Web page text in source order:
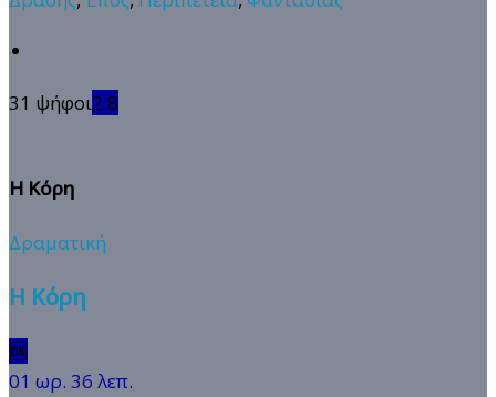
31 ψήφοι2.8
Η Κόρη
Δραματική
Η Κόρη
🆗
01 ωρ. 36 λεπ.